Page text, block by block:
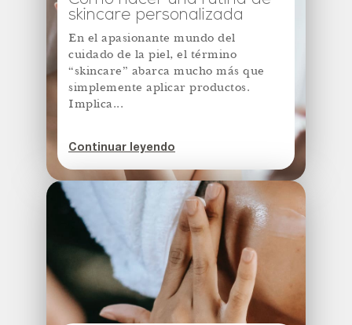
skincare personalizada
En el apasionante mundo del
cuidado de la piel, el término
“skincare” abarca mucho más que
simplemente aplicar productos.
Implica...
Continuar leyendo